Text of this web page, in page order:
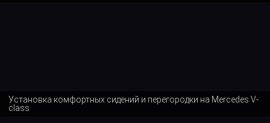
Установка комфортных сидений и перегородки на Mercedes V-
class